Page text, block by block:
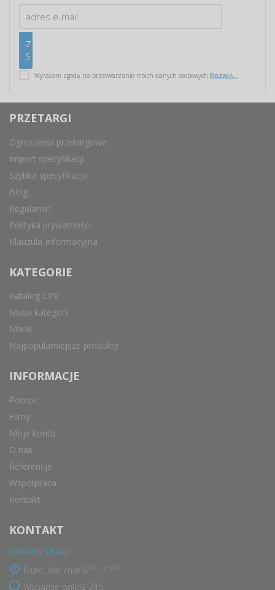
Wyrażam zgodę na przetwarzanie moich danych osobowych Rozwiń...
PRZETARGI
Ogłoszenia przetargowe
Import specyfikacji
Szybka specyfikacja
Blog
Regulamin
Polityka prywatności
Klauzula Informacyjna
KATEGORIE
Katalog CPV
Mapa kategorii
Marki
Najpopularniejsze produkty
INFORMACJE
Pomoc
Filmy
Moje konto
O nas
Referencje
Współpraca
Kontakt
KONTAKT
Godziny pracy
Biuro, live chat 8 - 17
Wsparcie online 24h